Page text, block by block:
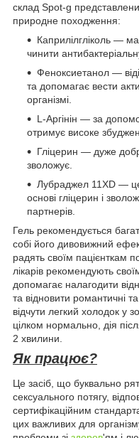
склад Spot-g
природне походження:
Каприлілгліколь —
чинити
Феноксиетанол —
та допомагає вести
організмі.
L-Аргінін — за
отримує високе
Гліцерин — дуже
зволожує.
Лубраджел 11XD —
основі гліцерин і
партнерів.
Гель рекомендується
собі його дивовижний
радять своїм пацієнткам
лікарів рекомендують
допомагає налагодити
та відновити романтичні
відчути легкий холодок у
цілком нормально, дія
2 хвилини.
Як працює?
Це засіб, що буквально
сексуального потягу,
сертифікаційним
цих важливих для